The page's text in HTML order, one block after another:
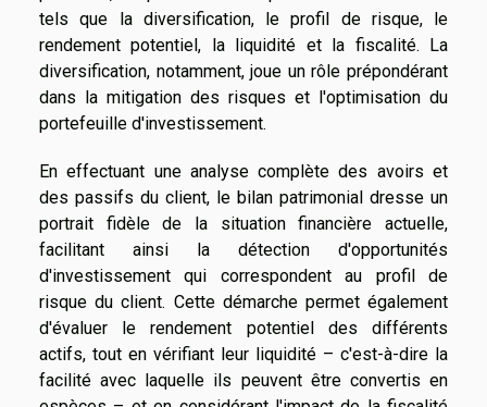
tels que la diversification, le profil de risque, le
rendement potentiel, la liquidité et la fiscalité. La
diversification, notamment, joue un rôle prépondérant
dans la mitigation des risques et l'optimisation du
portefeuille d'investissement.
En effectuant une analyse complète des avoirs et
des passifs du client, le bilan patrimonial dresse un
portrait fidèle de la situation financière actuelle,
facilitant ainsi la détection d'opportunités
d'investissement qui correspondent au profil de
risque du client. Cette démarche permet également
d'évaluer le rendement potentiel des différents
actifs, tout en vérifiant leur liquidité – c'est-à-dire la
facilité avec laquelle ils peuvent être convertis en